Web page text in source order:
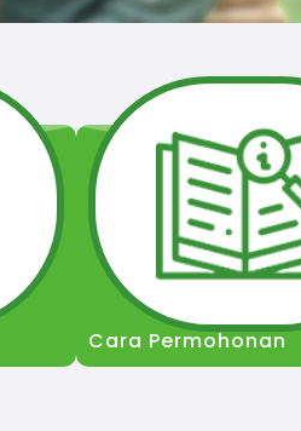
Cara Permohonan